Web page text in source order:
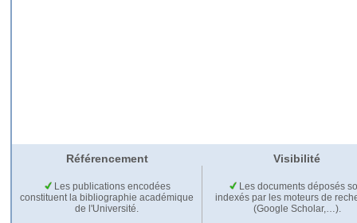
Référencement Visibilité
Les publications encodées
constituent la bibliographie académique
de l'Université.
Les documents déposés
indexés par les moteurs de
(Google Scholar,…).